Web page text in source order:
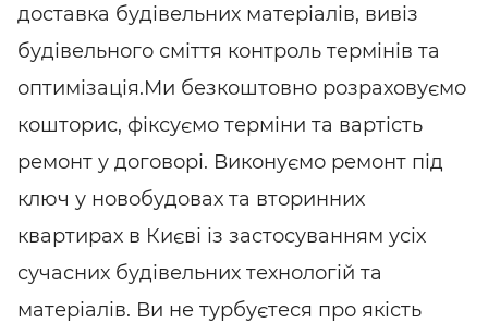
доставка будівельних матеріалів, вивіз
будівельного сміття контроль термінів та
оптимізація.Ми безкоштовно розраховуємо
кошторис, фіксуємо терміни та вартість
ремонт у договорі. Виконуємо ремонт під
ключ у новобудовах та вторинних
квартирах в Києві із застосуванням усіх
сучасних будівельних технологій та
матеріалів. Ви не турбуєтеся про якість